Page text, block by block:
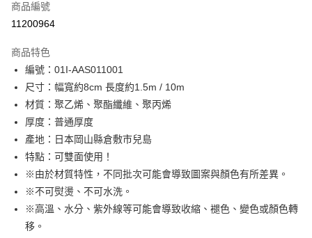
超商取貨付款
Apple Pay
街口支付
Google Pay
大哥付你分期
相關說明
【大哥付你分期使用說明】
1.本服務由台灣大哥大提供，台灣大哥大用戶可立即使用無須另外申請。
流程，驗證手機門號後，選擇欲分期的期數、繳款截止日，確認付款後即完
成交易。
AFTEE先享後付
相關說明
【關於「AFTEE先享後付」】
AFTEE先享後付是「在收到商品之後才付款」的支付方式。 讓您購物簡單
ATM付款
商品編號
11200964
商品特色
編號：01I-AAS011001
尺寸：幅寬約8cm 長度約1.5m / 10m
材質：聚乙烯、聚酯纖維、聚丙烯
厚度：普通厚度
產地：日本岡山縣倉敷市兒島
特點：可雙面使用！
※由於材質特性，不同批次可能會導致圖案與顏色有所差異。
※不可熨燙、不可水洗。
※高溫、水分、紫外線等可能會導致收縮、褪色、變色或顏色轉
移。